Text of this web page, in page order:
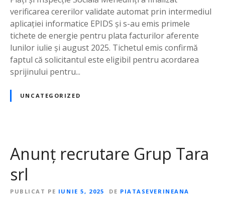
verificarea cererilor validate automat prin intermediul
aplicației informatice EPIDS și s-au emis primele
tichete de energie pentru plata facturilor aferente
lunilor iulie și august 2025. Tichetul emis confirmă
faptul că solicitantul este eligibil pentru acordarea
sprijinului pentru...
UNCATEGORIZED
Anunț recrutare Grup Tara
srl
PUBLICAT PE IUNIE 5, 2025 DE PIATASEVERINEANA